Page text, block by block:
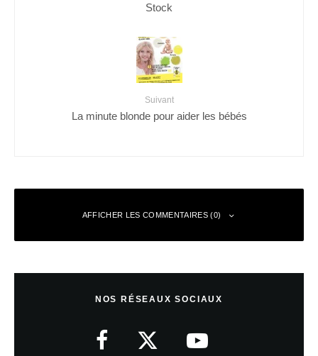
Stock
Suivant
La minute blonde pour aider les bébés
AFFICHER LES COMMENTAIRES (0)
NOS RÉSEAUX SOCIAUX